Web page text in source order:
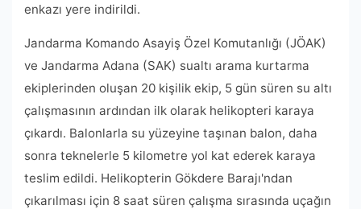
enkazı yere indirildi.
Jandarma Komando Asayiş Özel Komutanlığı (JÖAK)
ve Jandarma Adana (SAK) sualtı arama kurtarma
ekiplerinden oluşan 20 kişilik ekip, 5 gün süren su altı
çalışmasının ardından ilk olarak helikopteri karaya
çıkardı. Balonlarla su yüzeyine taşınan balon, daha
sonra teknelerle 5 kilometre yol kat ederek karaya
teslim edildi. Helikopterin Gökdere Barajı'ndan
çıkarılması için 8 saat süren çalışma sırasında uçağın